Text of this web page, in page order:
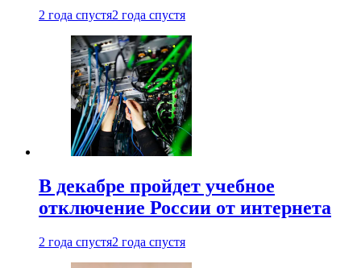
2 года спустя2 года спустя
В декабре пройдет учебное
отключение России от интернета
2 года спустя2 года спустя